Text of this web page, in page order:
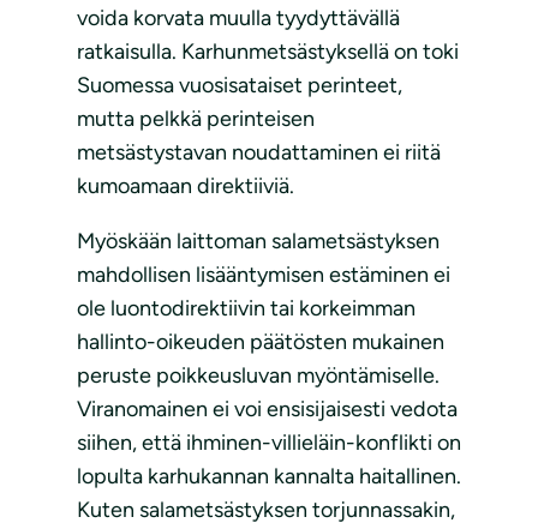
voida korvata muulla tyydyttävällä
ratkaisulla. Karhunmetsästyksellä on toki
Suomessa vuosisataiset perinteet,
mutta pelkkä perinteisen
metsästystavan noudattaminen ei riitä
kumoamaan direktiiviä.
Myöskään laittoman salametsästyksen
mahdollisen lisääntymisen estäminen ei
ole luontodirektiivin tai korkeimman
hallinto-oikeuden päätösten mukainen
peruste poikkeusluvan myöntämiselle.
Viranomainen ei voi ensisijaisesti vedota
siihen, että ihminen-villieläin-konflikti on
lopulta karhukannan kannalta haitallinen.
Kuten salametsästyksen torjunnassakin,